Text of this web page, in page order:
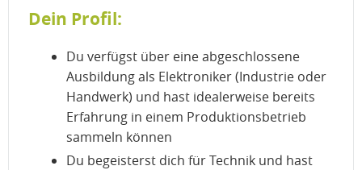
Dein Profil:
Du verfügst über eine abgeschlossene
Ausbildung als Elektroniker (Industrie oder
Handwerk) und hast idealerweise bereits
Erfahrung in einem Produktionsbetrieb
sammeln können
Du begeisterst dich für Technik und hast